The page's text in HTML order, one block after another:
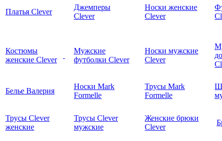
Платья Clever
Джемперы
Clever
Носки женские
Clever
Костюмы
женские Clever
Мужские
футболки Clever
Носки мужские
Clever
Белье Валерия
Носки Mark
Formelle
Трусы Mark
Formelle
Трусы Clever
женские
Трусы Clever
мужские
Женские брюки
Clever